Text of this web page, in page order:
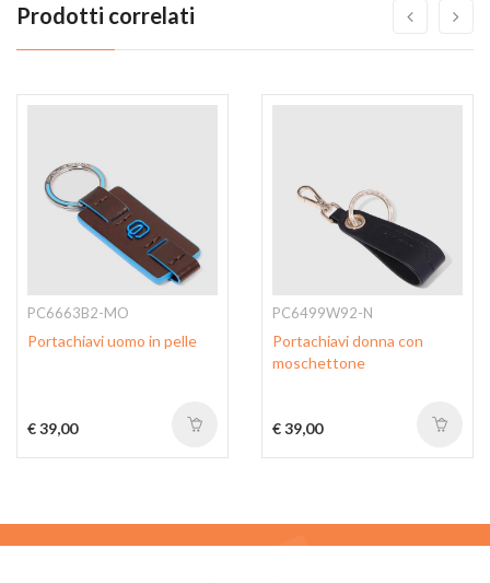
Prodotti correlati
PC6663B2-MO
Portachiavi uomo in pelle
€ 39,00
PC6499W92-N
Portachiavi donna con
moschettone
€ 39,00